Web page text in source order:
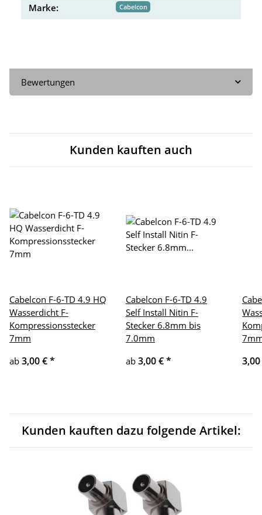
Marke: Cabelcon
Bewertungen
Kunden kauften auch
Cabelcon F-6-TD 4.9 HQ
Wasserdicht F-
Kompressionsstecker
7mm
ab 3,00 €*
Cabelcon F-6-TD 4.9
Self Install Nitin F-
Stecker 6.8mm bis
7.0mm
ab 3,00 €*
Kunden kauften dazu folgende Artikel: